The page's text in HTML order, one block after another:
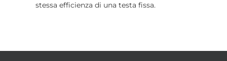
stessa efficienza di una testa fissa.